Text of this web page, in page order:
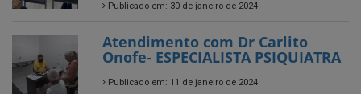
Publicado em: 30 de janeiro de 2024
Atendimento com Dr Carlito
Onofe- ESPECIALISTA PSIQUIATRA
Publicado em: 11 de janeiro de 2024